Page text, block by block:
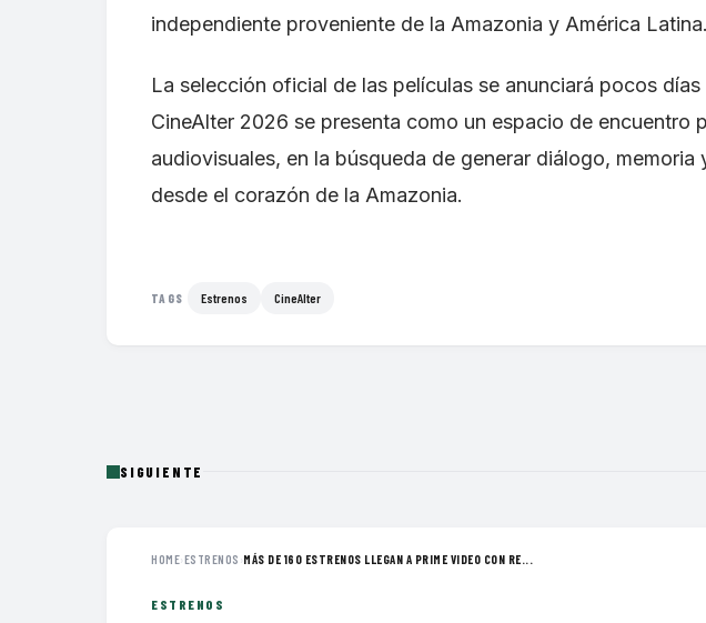
independiente proveniente de la Amazonia y América Latina.
La selección oficial de las películas se anunciará pocos
CineAlter 2026 se presenta como un espacio de encuentro
audiovisuales, en la búsqueda de generar diálogo, memoria
desde el corazón de la Amazonia.
TAGS Estrenos CineAlter
SIGUIENTE
HOME›ESTRENOS ›MÁS DE 160 ESTRENOS LLEGAN A PRIME VIDEO CON RE...
ESTRENOS